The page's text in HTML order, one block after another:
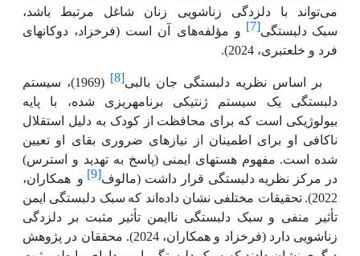
می‌تواند با دلزدگی زناشویی زنان شاغل مرتبط باشد،
سبک دلبستگی[7] و مؤلفه‌های آن است (فرخ­زاد، دوکانه­ای
فرد و خلعتبری، 2024).
بر اساس نظریه دلبستگی جان بالبی[8]
(1969)، سیستم
دلبستگی یک سیستم ژنتیکی برنامه­ریزی شده، با پایه
بیولوژیکی است که برای محافظت از کودک به دلیل استقلال
ناکافی او برای اطمینان از نیازهای ضروری بقای او تعیین
شده است. مفهوم هسته­ای ایمنی (پاسخ به تهدید و استرس)
در مرکز نظریه دلبستگی قرار داشت (مالوف[9] و همکاران،
2022).
تحقیقات مختلفی نشان داده‌اند که سبک دلبستگی ایمن
تأثیر منفی و سبک دلبستگی ناایمن تأثیر مثبت بر دلزدگی
زناشویی دارد
(فرخ­زاد و همکاران، 2024). محققان در پژوهش